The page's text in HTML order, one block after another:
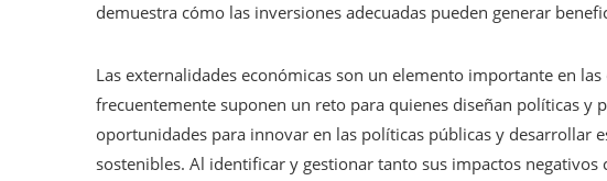
demuestra cómo las inversiones adecuadas pueden generar
Las externalidades económicas son un elemento importante en
frecuentemente suponen un reto para quienes diseñan políticas y
oportunidades para innovar en las políticas públicas y desarrollar
sostenibles. Al identificar y gestionar tanto sus impactos negativos